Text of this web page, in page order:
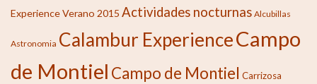
Experience Verano 2015 Actividades nocturnas Alcubillas
Astronomia Calambur ExperienceCampo
de Montiel Campo de Montiel Carrizosa